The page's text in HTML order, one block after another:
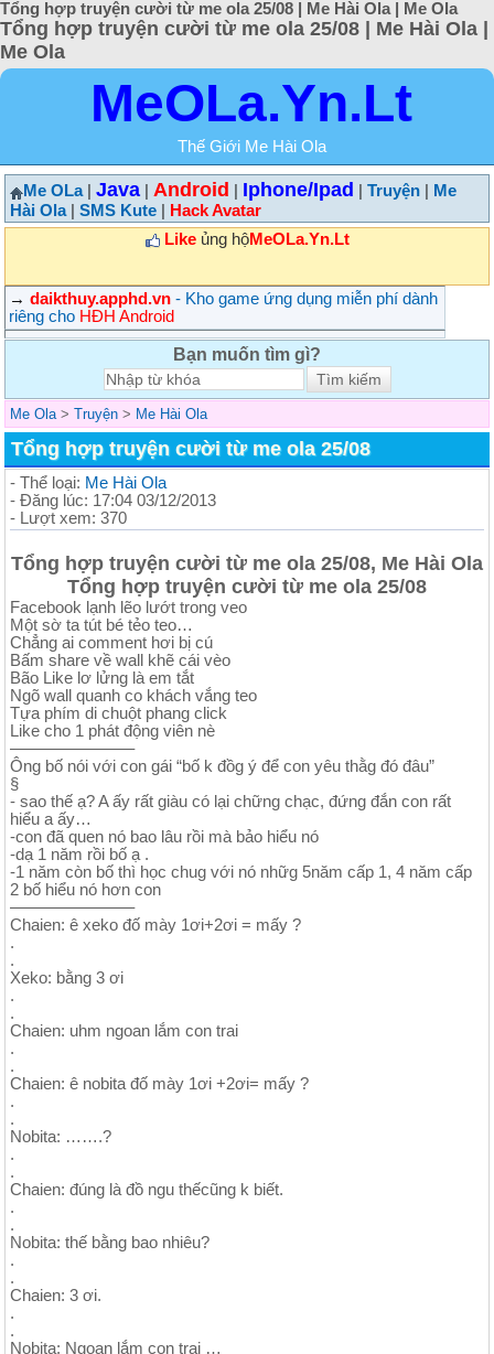
Tổng hợp truyện cười từ me ola 25/08 | Me Hài Ola | Me Ola
Tổng hợp truyện cười từ me ola 25/08 | Me Hài Ola |
Me Ola
MeOLa.Yn.Lt
Thế Giới Me Hài Ola
Me OLa| Java Android Iphone/Ipad Truyện
Me
Hài Ola| SMS Kute
Hack Avatar
Likeủng hộMeOLa.Yn.Lt
→ daikthuy.apphd.vn - Kho game ứng dụng miễn phí dành
riêng cho HĐH Android
Bạn muốn tìm gì?
Me Ola > Truyện > Me Hài Ola
Tổng hợp truyện cười từ me ola 25/08
- Thể loại: Me Hài Ola
- Đăng lúc: 17:04 03/12/2013
- Lượt xem: 370
Tổng hợp truyện cười từ me ola 25/08, Me Hài Ola
Tổng hợp truyện cười từ me ola 25/08
Facebook lạnh lẽo lướt trong veo
Một sờ ta tút bé tẻo teo…
Chẳng ai comment hơi bị cú
Bấm share về wall khẽ cái vèo
Bão Like lơ lửng là em tắt
Ngõ wall quanh co khách vắng teo
Tựa phím di chuột phang click
Like cho 1 phát động viên nè
———————–
Ông bố nói với con gái “bố k đồg ý để con yêu thằg đó đâu”
§
- sao thế ạ? A ấy rất giàu có lại chững chạc, đứng đắn con rất
hiểu a ấy…
-con đã quen nó bao lâu rồi mà bảo hiểu nó
-dạ 1 năm rồi bố ạ .
-1 năm còn bố thì học chug với nó nhữg 5năm cấp 1, 4 năm cấp
2 bố hiểu nó hơn con
———————–
Chaien: ê xeko đố mày 1ơi+2ơi = mấy ?
.
.
Xeko: bằng 3 ơi
.
.
Chaien: uhm ngoan lắm con trai
.
.
Chaien: ê nobita đố mày 1ơi +2ơi= mấy ?
.
.
Nobita: …….?
.
.
Chaien: đúng là đồ ngu thếcũng k biết.
.
.
Nobita: thế bằng bao nhiêu?
.
.
Chaien: 3 ơi.
.
.
Nobita: Ngoan lắm con trai …